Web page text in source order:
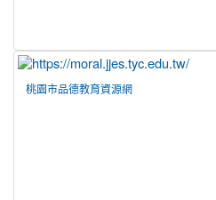
桃園市品德教育資源網